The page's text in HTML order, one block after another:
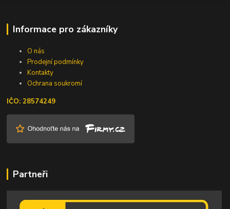
Informace pro zákazníky
O nás
Prodejní podmínky
Kontakty
Ochrana soukromí
IČO: 28574249
Partneři